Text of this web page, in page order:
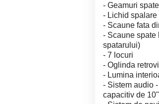
- Geamuri
- Lichid
- Scaune fata
- Scaune spate
spatarului)
- 7 locuri
- Oglinda
- Lumina
- Sistem audio
capacitiv de